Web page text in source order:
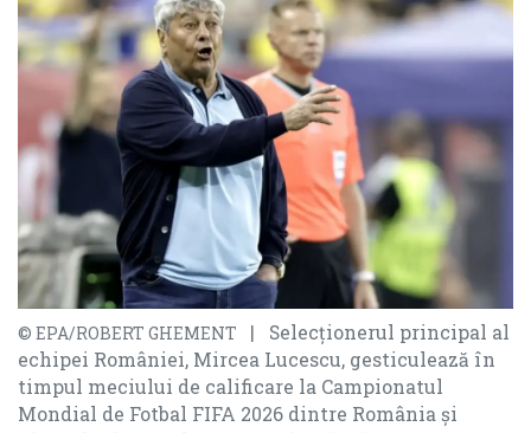
© EPA/ROBERT GHEMENT
| Selecționerul principal al
echipei României, Mircea Lucescu, gesticulează în
timpul meciului de calificare la Campionatul
Mondial de Fotbal FIFA 2026 dintre România și